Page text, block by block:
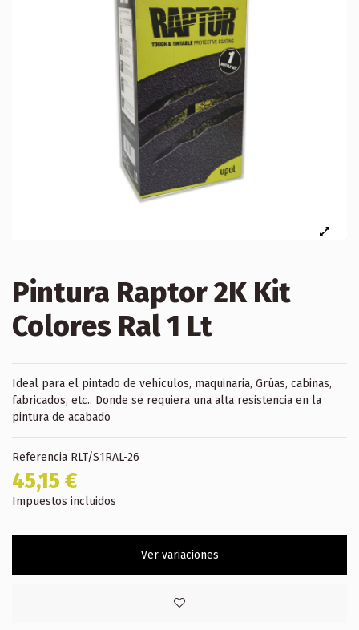
Pintura Raptor 2K Kit
Colores Ral 1 Lt
Ideal para el pintado de vehículos, maquinaria, Grúas, cabinas,
fabricados, etc.. Donde se requiera una alta resistencia en la
pintura de acabado
Referencia RLT/S1RAL-26
45,15 €
Impuestos incluidos
Ver variaciones